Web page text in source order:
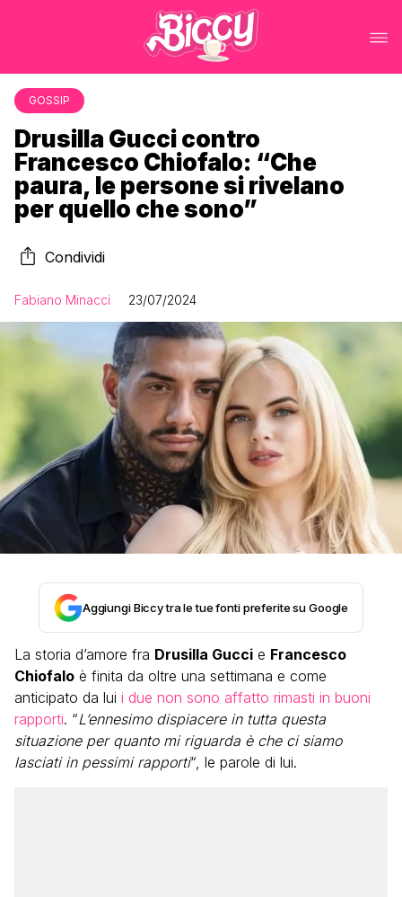
GOSSIP
Drusilla Gucci contro
Francesco Chiofalo: “Che
paura, le persone si rivelano
per quello che sono”
Condividi
Fabiano Minacci 23/07/2024
Aggiungi Biccy tra le tue fonti preferite su Google
La storia d’amore fra Drusilla Gucci e Francesco
Chiofalo è finita da oltre una settimana e come
anticipato da lui i due non sono affatto rimasti in buoni
rapporti. “L’ennesimo dispiacere in tutta questa
situazione per quanto mi riguarda è che ci siamo
lasciati in pessimi rapporti“, le parole di lui.